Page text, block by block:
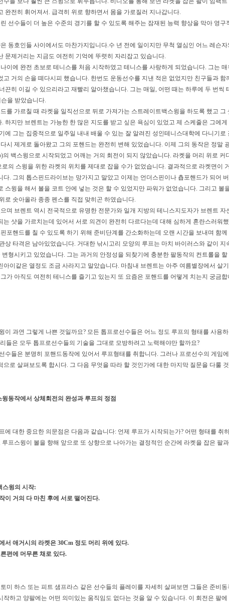
완전히 휘어져서. 급격히 위로 향하면서 몸을 가로질러 지나갑니다.
선수들이 더 높은 수준의 경기를 할 수 있도록 해주는 잠재된 능력 향상을 막아 영구
동호인들 사이에서도 마찬가지입니다.수 년 전에 일이지만 무척 열심인 어느 레슨자
문제거리는 지금도 여전히 기억에 뚜렷히 자리잡고 있습니다.
이에 완전 초보로 테니스를 처음 시작하였고 테니스를 사랑하게 되었습니다. 그는
고 거의 손을 떼다시피 했습니다. 한번도 운동선수를 지낸 적은 없었지만 친구들과 함
끈히 이길 수 있으리라고 재빨리 알아챘습니다. 그는 매일, 어떤 때는 하루에 두 번씩
을 받았습니다.
를 가르칠 때 라켓을 일직선으로 뒤로 가져가는 스트레이트백스윙을 하도록 했고 그
하지만 브렌트는 가능한 한 많은 지도를 받고 싶은 욕심이 있었고 제 스케줄은 그에
에 그는 집중적으로 일주일 내내 배울 수 있는 잘 알려진 성인테니스대학에 다니기로
시 제게로 돌아왔고 그의 포핸드는 완전히 변해 있었습니다. 이제 그의 동작은 정말
의 백스윙으로 시작되었고 어깨는 거의 회전이 되지 않았습니다. 라켓을 머리 위로 커
의 스윙을 위한 라켓의 위치를 제대로 잡을 수가 없었습니다. 결과적으로 라켓면이
다. 그의 톱스핀드라이브는 망가지고 말았고 이제는 언더스핀이나 춉포핸드가 되어
스윙을 해서 볼을 코트 안에 넣는 것은 할 수 있었지만 파워가 없었습니다. 그리고 볼
로 솟아올라 종종 펜스를 직접 맞히곤 하였습니다.
며 브렌트 역시 전국적으로 유명한 전문가와 일개 지방의 테니스지도자가 브렌트 자
는 샷을 가르치는데 있어서 서로 의견이 완전히 다르다는데 대해 심하게 혼란스러워
포핸드를 칠 수 있도록 하기 위해 준비단계를 간소화하는데 오랜 시간을 보내며 함께
상 타격은 남아있었습니다. 거대한 낚시고리 모양의 루프는 마치 바이러스와 같이 지
형시키고 있었습니다. 그는 과거의 안정성을 되찾기에 충분한 팔동작의 컨트롤을 할
아이같은 열정도 조금 사라지고 말았습니다. 마침내 브렌트는 아주 여름별장에서 살
가 아직도 여전히 테니스를 즐기고 있는지 또 요즘은 포핸드를 어떻게 치는지 궁금합
이 과연 그렇게 나쁜 것일까요? 모든 톱프로선수들은 어느 정도 루프의 형태를 사용
들은 모두 톱프로선수들의 기술을 그대로 모방하려고 노력해야만 할까요?
수들은 분명히 포핸드동작에 있어서 루프형태를 취합니다. 그러나 프로선수의 게임
으로 살펴보도록 합시다. 그 다음 무엇을 따라 할 것인가에 대한 마지막 질문을 다룰
동작에서 상체회전의 완성과 루프의 정점
에 대한 중요한 의문점은 다음과 같습니다: 언제 루프가 시작되는가? 어떤 형태를 취
루프스윙이 볼을 향해 앞으로 또 상향으로 나아가는 결정적인 순간에 라켓을 잡은 팔
스윙의 시작:
거의 다 마친 후에 서로 떨어진다.
애거시의 라켓은 30Cm 정도 머리 위에 있다.
편에 머무른 채로 있다.
미 하스 또는 피트 샘프라스 같은 선수들의 플레이를 자세히 살펴보면 그들은 준비동
작하고 양팔에는 어떤 의미있는 움직임도 없다는 것을 알 수 있습니다. 이 회전은 팔